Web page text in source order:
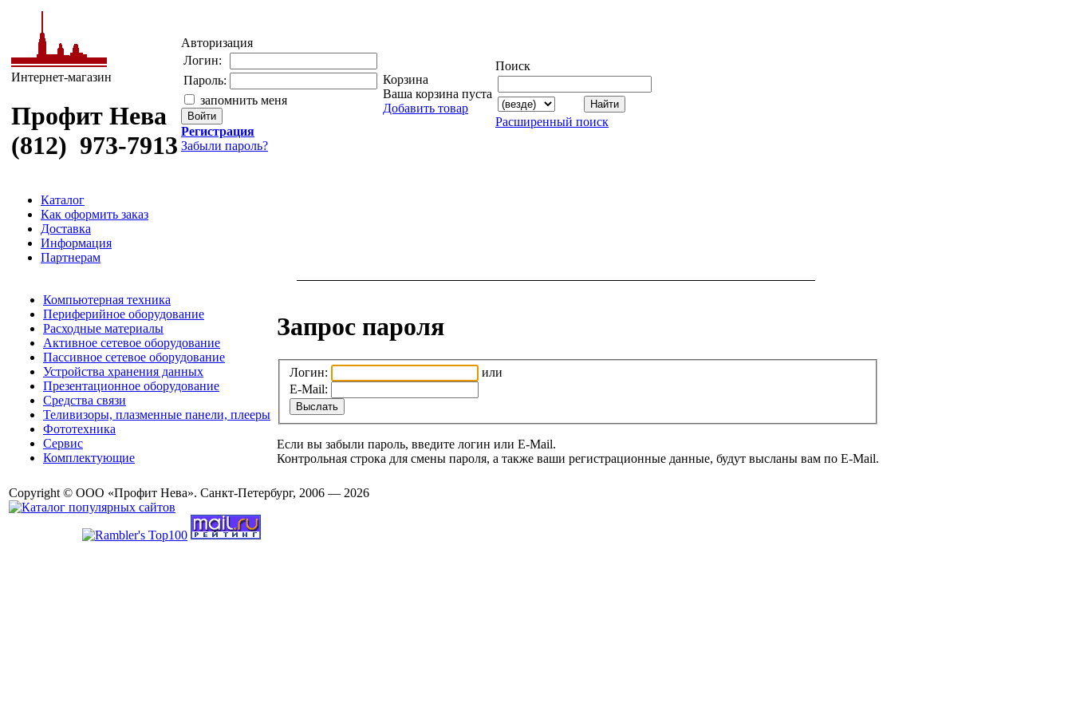
Интернет-магазин
Профит Нева
(812) 973-7913
Авторизация
Логин:
Пароль:
запомнить меня
Регистрация
Забыли пароль?
Корзина
Ваша корзина пуста
Добавить товар
Поиск
Расширенный поиск
Каталог
Как оформить заказ
Доставка
Информация
Партнерам
Компьютерная техника
Периферийное оборудование
Расходные материалы
Активное сетевое оборудование
Пассивное сетевое оборудование
Устройства хранения данных
Презентационное оборудование
Средства связи
Теливизоры, плазменные панели, плееры
Фототехника
Сервис
Комплектующие
Запрос пароля
Логин:
или
E-Mail:
Если вы забыли пароль, введите логин или E-Mail.
Контрольная строка для смены пароля, а также ваши регистрационные данные, будут высланы вам по E-Mail.
Copyright © ООО «Профит Нева». Санкт-Петербург, 2006 — 2026